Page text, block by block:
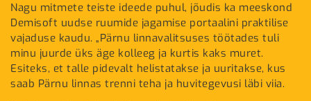
Nagu mitmete teiste ideede puhul, jõudis ka meeskond
Demisoft uudse ruumide jagamise portaalini praktilise
vajaduse kaudu. „Pärnu linnavalitsuses töötades tuli
minu juurde üks äge kolleeg ja kurtis kaks muret.
Esiteks, et talle pidevalt helistatakse ja uuritakse, kus
saab Pärnu linnas trenni teha ja huvitegevusi läbi viia.